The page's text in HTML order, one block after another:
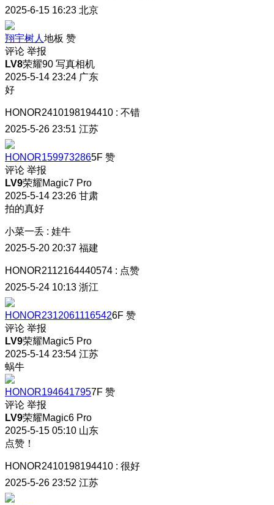
2025-6-15 16:23 北京
翔宇树人 地板 赞
评论 举报
LV8荣耀90 写真相机
2025-5-14 23:24 广东
好
HONOR2410198194410 : 不错
2025-5-26 23:51 江苏
HONOR1599732865F 赞
评论 举报
LV9荣耀Magic7 Pro
2025-5-14 23:26 甘肃
拍的真好
小菜一丢 : 娃牛
2025-5-20 20:37 福建
HONOR2112164440574 : 点赞
2025-5-24 10:13 浙江
HONOR23120611165426F 赞
评论 举报
LV9荣耀Magic5 Pro
2025-5-14 23:54 江苏
蜗牛
HONOR1946417957F 赞
评论 举报
LV9荣耀Magic6 Pro
2025-5-15 05:10 山东
点赞！
HONOR2410198194410 : 很好
2025-5-26 23:52 江苏